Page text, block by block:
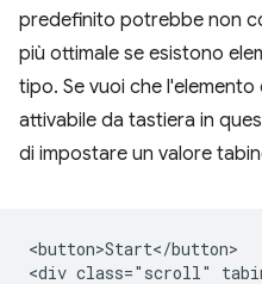
predefinito potrebbe non
più ottimale se esistono
tipo. Se vuoi che
attivabile da tastiera in
di impostare un valore
<button>Start</button>
<div class="scroll"